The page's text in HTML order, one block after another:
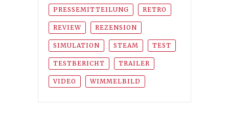
PRESSEMITTEILUNG RETRO
REVIEW REZENSION
SIMULATION STEAM TEST
TESTBERICHT TRAILER
VIDEO WIMMELBILD